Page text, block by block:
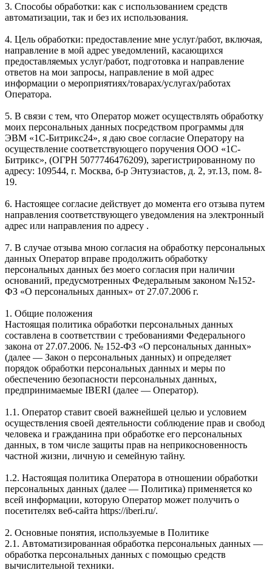
3. Способы обработки: как с использованием средств
автоматизации, так и без их использования.
4. Цель обработки: предоставление мне услуг/работ, включая,
направление в мой адрес уведомлений, касающихся
предоставляемых услуг/работ, подготовка и направление
ответов на мои запросы, направление в мой адрес
информации о мероприятиях/товарах/услугах/работах
Оператора.
5. В связи с тем, что Оператор может осуществлять обработку
моих персональных данных посредством программы для
ЭВМ «1С-Битрикс24», я даю свое согласие Оператору на
осуществление соответствующего поручения ООО «1С-
Битрикс», (ОГРН 5077746476209), зарегистрированному по
адресу: 109544, г. Москва, б-р Энтузиастов, д. 2, эт.13, пом. 8-
19.
6. Настоящее согласие действует до момента его отзыва путем
направления соответствующего уведомления на электронный
адрес или направления по адресу .
7. В случае отзыва мною согласия на обработку персональных
данных Оператор вправе продолжить обработку
персональных данных без моего согласия при наличии
оснований, предусмотренных Федеральным законом №152-
ФЗ «О персональных данных» от 27.07.2006 г.
1. Общие положения
Настоящая политика обработки персональных данных
составлена в соответствии с требованиями Федерального
закона от 27.07.2006. № 152-ФЗ «О персональных данных»
(далее — Закон о персональных данных) и определяет
порядок обработки персональных данных и меры по
обеспечению безопасности персональных данных,
предпринимаемые IBERI (далее — Оператор).
1.1. Оператор ставит своей важнейшей целью и условием
осуществления своей деятельности соблюдение прав и свобод
человека и гражданина при обработке его персональных
данных, в том числе защиты прав на неприкосновенность
частной жизни, личную и семейную тайну.
1.2. Настоящая политика Оператора в отношении обработки
персональных данных (далее — Политика) применяется ко
всей информации, которую Оператор может получить о
посетителях веб-сайта https://iberi.ru/.
2. Основные понятия, используемые в Политике
2.1. Автоматизированная обработка персональных данных —
обработка персональных данных с помощью средств
вычислительной техники.